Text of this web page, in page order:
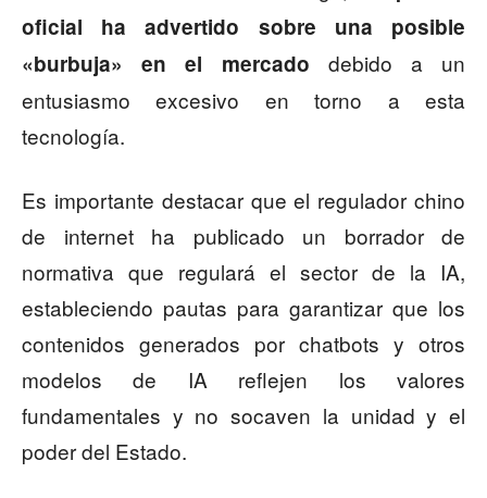
oficial ha advertido sobre una posible
«burbuja» en el mercado debido a un
entusiasmo excesivo en torno a esta
tecnología.
Es importante destacar que el regulador chino
de internet ha publicado un borrador de
normativa que regulará el sector de la IA,
estableciendo pautas para garantizar que los
contenidos generados por chatbots y otros
modelos de IA reflejen los valores
fundamentales y no socaven la unidad y el
poder del Estado.